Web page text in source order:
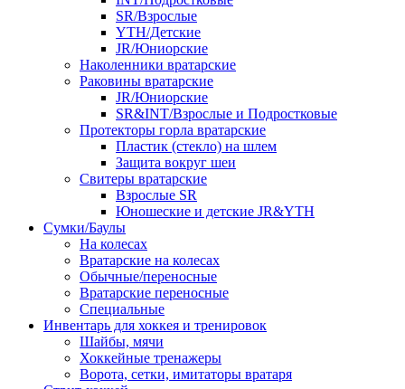
SR/Взрослые
YTH/Детские
JR/Юниорские
Наколенники вратарские
Раковины вратарские
JR/Юниорские
SR&INT/Взрослые и Подростковые
Протекторы горла вратарские
Пластик (стекло) на шлем
Защита вокруг шеи
Свитеры вратарские
Взрослые SR
Юношеские и детские JR&YTH
Сумки/Баулы
На колесах
Вратарские на колесах
Обычные/переносные
Вратарские переносные
Специальные
Инвентарь для хоккея и тренировок
Шайбы, мячи
Хоккейные тренажеры
Ворота, сетки, имитаторы вратаря